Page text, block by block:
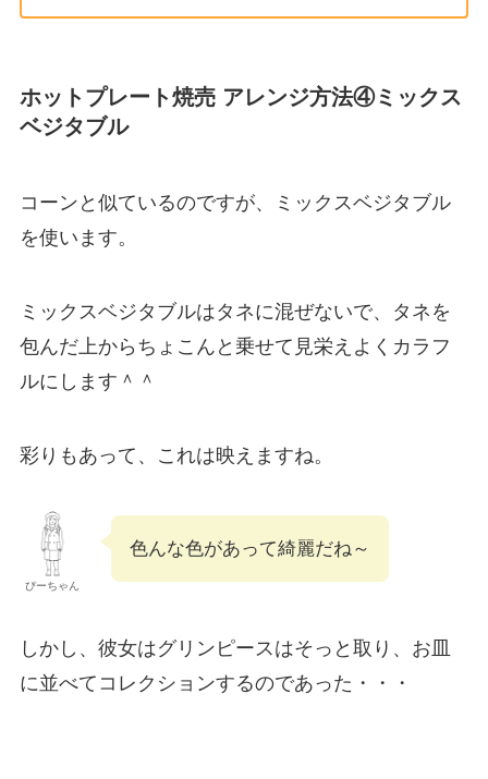
ホットプレート焼売 アレンジ方法④ミックス
ベジタブル
コーンと似ているのですが、ミックスベジタブル
を使います。
ミックスベジタブルはタネに混ぜないで、タネを
包んだ上からちょこんと乗せて見栄えよくカラフ
ルにします＾＾
彩りもあって、これは映えますね。
ぴーちゃん
色んな色があって綺麗だね～
しかし、彼女はグリンピースはそっと取り、お皿
に並べてコレクションするのであった・・・